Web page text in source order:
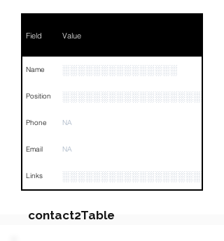
Field Value
Name ░░░░░░░░░░░░░░░
Position
Phone NA
Email NA
Links
contact2Table